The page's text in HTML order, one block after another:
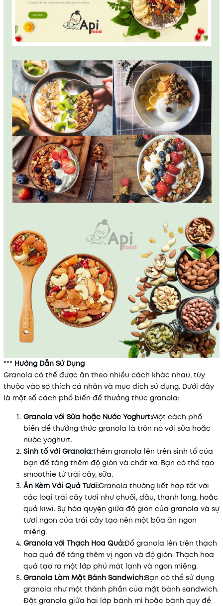
*** Hướng Dẫn Sử Dụng
Granola có thể được ăn theo nhiều cách khác nhau, tùy
thuộc vào sở thích cá nhân và mục đích sử dụng. Dưới đây
là một số cách phổ biến để thưởng thức granola:
Granola với Sữa hoặc Nước Yoghurt:Một cách phổ
biến để thưởng thức granola là trộn nó với sữa hoặc
nước yoghurt.
Sinh tố với Granola:Thêm granola lên trên sinh tố của
bạn để tăng thêm độ giòn và chất xơ. Bạn có thể tạo
smoothie từ trái cây, sữa.
Ăn Kèm Với Quả Tươi:Granola thường kết hợp tốt với
các loại trái cây tươi như chuối, dâu, thanh long, hoặc
quả kiwi. Sự hòa quyện giữa độ giòn của granola và sự
tươi ngon của trái cây tạo nên một bữa ăn ngon
miệng.
Granola với Thạch Hoa Quả:Đổ granola lên trên thạch
hoa quả để tăng thêm vị ngon và độ giòn. Thạch hoa
quả tạo ra một lớp phủ mát lạnh và ngon miệng.
Granola Làm Mặt Bánh Sandwich:Bạn có thể sử dụng
granola như một thành phần của mặt bánh sandwich.
Đặt granola giữa hai lớp bánh mì hoặc bánh quy để